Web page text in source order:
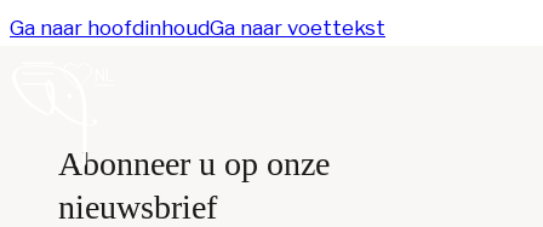
Ga naar hoofdinhoudGa naar voettekst
Abonneer u op onze
nieuwsbrief